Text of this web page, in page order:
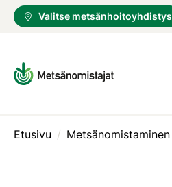
Valitse metsänhoitoyhdistys
Etusivu / Metsänomistaminen